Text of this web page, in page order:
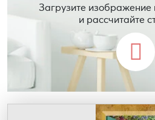
Загрузите
и рассчитайте